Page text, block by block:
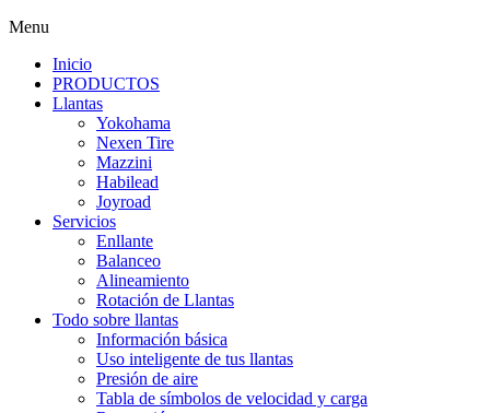
Menu
Inicio
PRODUCTOS
Llantas
Yokohama
Nexen Tire
Mazzini
Habilead
Joyroad
Servicios
Enllante
Balanceo
Alineamiento
Rotación de Llantas
Todo sobre llantas
Información básica
Uso inteligente de tus llantas
Presión de aire
Tabla de símbolos de velocidad y carga